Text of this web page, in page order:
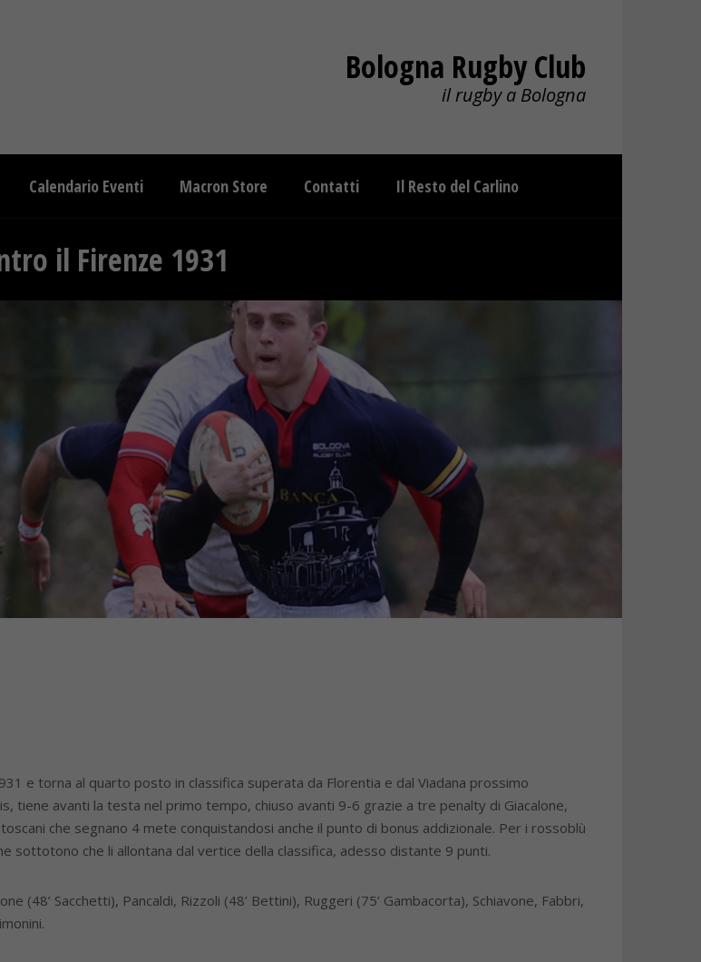
Bologna Rugby Club
il rugby a Bologna
Calendario Eventi Macron Store Contatti Il Resto del Carlino
il Firenze 1931
e torna al quarto posto in classifica superata da Florentia e dal Viadana prossimo
tiene avanti la testa nel primo tempo, chiuso avanti 9-6 grazie a tre penalty di Giacalone,
che segnano 4 mete conquistandosi anche il punto di bonus addizionale. Per i rossoblù
sottotono che li allontana dal vertice della classifica, adesso distante 9 punti.
(48’ Sacchetti), Pancaldi, Rizzoli (48’ Bettini), Ruggeri (75’ Gambacorta), Schiavone, Fabbri,